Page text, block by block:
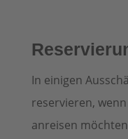
In einigen
reservieren,
anreisen